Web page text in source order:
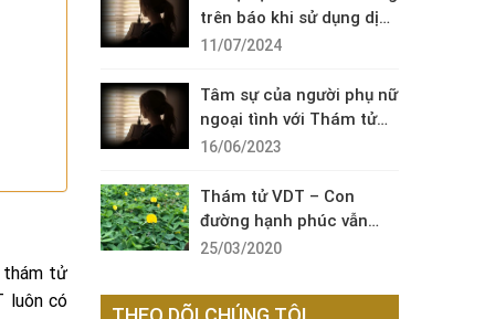
thám tử
luôn có
trên báo khi sử dụng dịch
vụ thám tử sài gòn VDT
11/07/2024
Tâm sự của người phụ nữ
ngoại tình với Thám tử
VDT
16/06/2023
Thám tử VDT – Con
đường hạnh phúc vẫn
còn đó !
25/03/2020